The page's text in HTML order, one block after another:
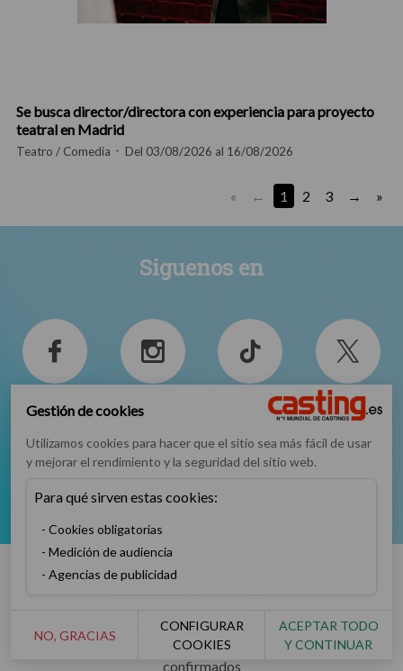
Se busca director/directora con experiencia para proyecto
teatral en Madrid
Teatro / Comedia Del 03/08/2026 al 16/08/2026
« 1 2 3 »
Siguenos en
Facebook Instagram TikTok Twitter
YouTube
Número 1 mundial de casting para artistas principiantes o
confirmados
Gestión de cookies
Utilizamos cookies para hacer que el sitio sea más fácil de usar
y mejorar el rendimiento y la seguridad del sitio web.
Para qué sirven estas cookies:
Cookies obligatorias
Medición de audiencia
Agencias de publicidad
NO, GRACIAS
CONFIGURAR
COOKIES
ACEPTAR TODO
Y CONTINUAR